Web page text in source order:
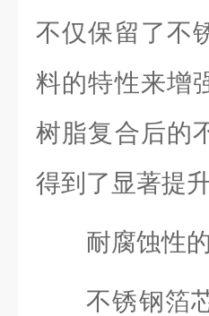
不仅保留了不
料的特性来增
树脂复合后的
得到了显著提升
耐腐蚀性
不锈钢箔